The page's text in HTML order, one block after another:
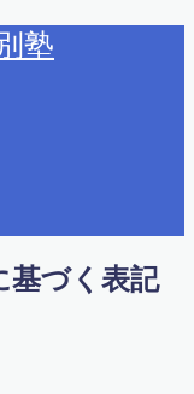
塾
基づく表記